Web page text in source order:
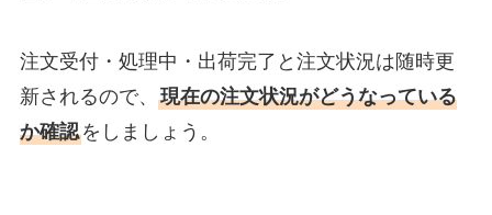
注文受付・処理中・出荷完了と注文状況は随時更
新されるので、 現在の注文状況がどうなっている
か確認をしましょう。